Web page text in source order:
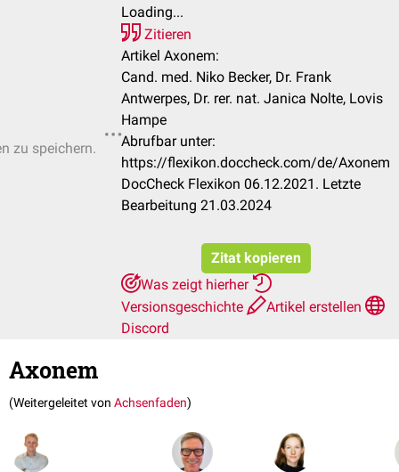
zu speichern.
Loading...
Zitieren
Artikel Axonem:
Cand. med. Niko Becker, Dr. Frank
Antwerpes, Dr. rer. nat. Janica Nolte, Lovis
Hampe
Abrufbar unter:
https://flexikon.doccheck.com/de/Axonem
DocCheck Flexikon 06.12.2021. Letzte
Bearbeitung 21.03.2024
Zitat kopieren
Was zeigt hierher
Versionsgeschichte
Artikel erstellen
Discord
Axonem
(Weitergeleitet von Achsenfaden)